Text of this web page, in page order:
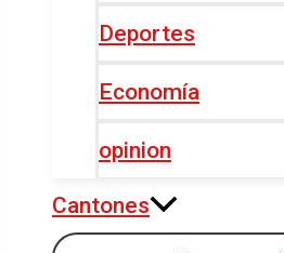
Deportes
Economía
opinion
Cantones